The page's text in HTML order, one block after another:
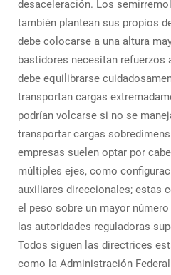
desaceleración. Los
también plantean sus propios
debe colocarse a una altura
bastidores necesitan refuerzos
debe equilibrarse
transportan cargas
podrían volcarse si no se
transportar cargas
empresas suelen optar por
múltiples ejes, como
auxiliares direccionales; estas
el peso sobre un mayor
las autoridades reguladoras
Todos siguen las directrices
como la Administración